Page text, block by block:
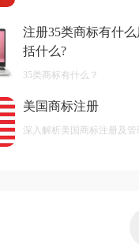
注册35类商标有什
括什么?
35类商标有什么？
美国商标注册
深入解析美国商标注册及管